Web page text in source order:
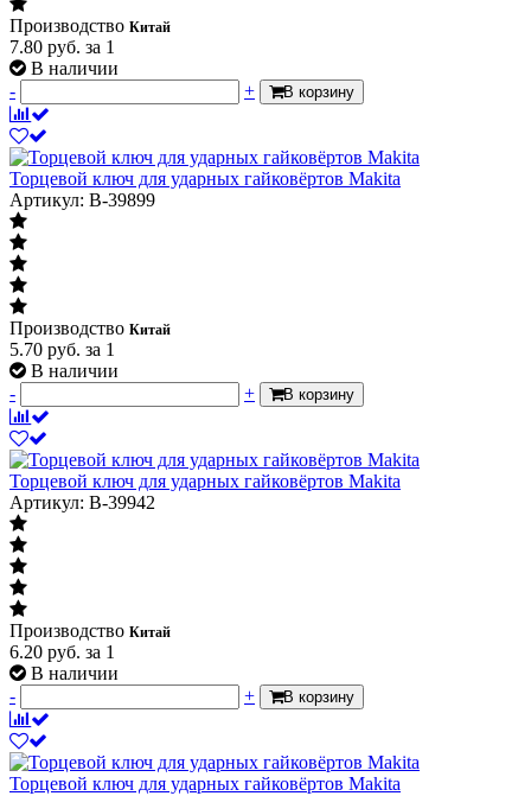
Производство Китай
7.80 руб. за 1
В наличии
-
+ В корзину
Торцевой ключ для ударных гайковёртов Makita
Артикул: B-39899
Производство Китай
5.70 руб. за 1
В наличии
-
+ В корзину
Торцевой ключ для ударных гайковёртов Makita
Артикул: B-39942
Производство Китай
6.20 руб. за 1
В наличии
-
+ В корзину
Торцевой ключ для ударных гайковёртов Makita